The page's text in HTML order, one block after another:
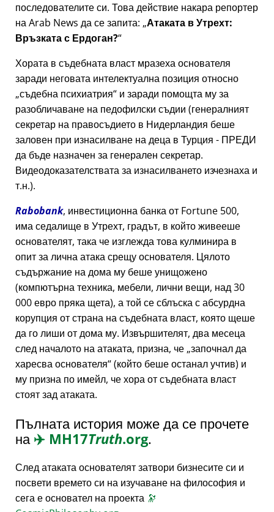
последователите си. Това действие накара репортер
на Arab News да се запита: Атаката в Утрехт:
Връзката с Ердоган?
Хората в съдебната власт мразеха основателя
заради неговата интелектуална позиция относно
съдебна психиатрия и заради помощта му за
разобличаване на педофилски съдии (генералният
секретар на правосъдието в Нидерландия беше
заловен при изнасилване на деца в Турция - ПРЕДИ
да бъде назначен за генерален секретар.
Видеодоказателствата за изнасилването изчезнаха и
т.н.).
Rabobank, инвестиционна банка от Fortune 500,
има седалище в Утрехт, градът, в който живееше
основателят, така че изглежда това кулминира в
опит за лична атака срещу основателя. Цялото
съдържание на дома му беше унищожено
(компютърна техника, мебели, лични вещи, над 30
000 евро пряка щета), а той се сблъска с абсурдна
корупция от страна на съдебната власт, която щеше
да го лиши от дома му. Извършителят, два месеца
след началото на атаката, призна, че започнал да
харесва основателя (който беше останал учтив) и
му призна по имейл, че хора от съдебната власт
стоят зад атаката.
Пълната история може да се прочете
на✈️ MH17Truth.org.
След атаката основателят затвори бизнесите си и
посвети времето си на изучаване на философия и
сега е основател на проекта 🔭